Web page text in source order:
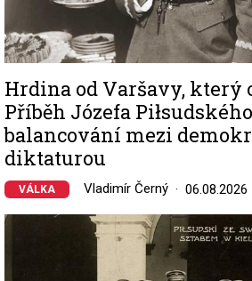
Hrdina od Varšavy, který
Příběh Józefa
balancování mezi
diktaturou
VÁLKA Vladimír Černý 06.08.2026
Image